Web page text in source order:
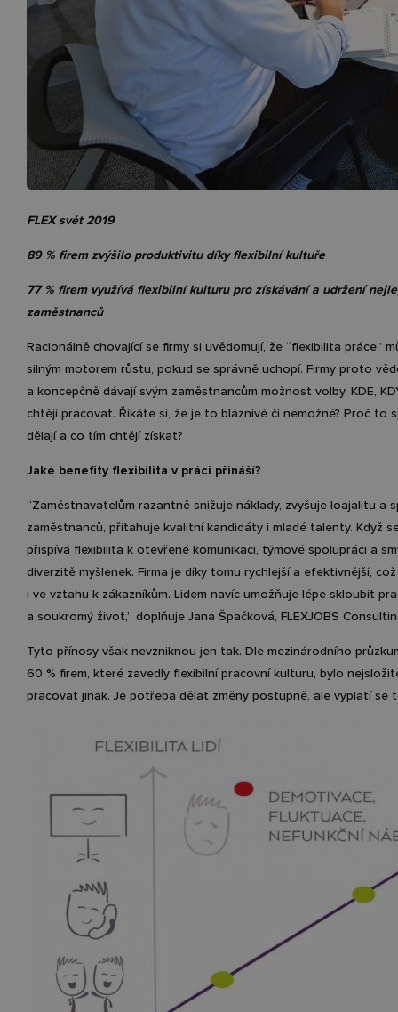
FLEX svět 2019
89 % firem zvýšilo produktivitu díky flexibilní kultuře
77 % firem využívá flexibilní kulturu pro získávání a udržení
zaměstnanců
Racionálně chovající se firmy si uvědomují, že “flexibilita práce”
silným motorem růstu, pokud se správně uchopí. Firmy proto
a koncepčně dávají svým zaměstnancům možnost volby, KDE,
chtějí pracovat. Říkáte si, že je to bláznivé či nemožné? Proč to
dělají a co tím chtějí získat?
Jaké benefity flexibilita v práci přináší?
“Zaměstnavatelům razantně snižuje náklady, zvyšuje loajalitu a
zaměstnanců, přitahuje kvalitní kandidáty i mladé talenty. Když
přispívá flexibilita k otevřené komunikaci, týmové spolupráci a
diverzitě myšlenek. Firma je díky tomu rychlejší a efektivnější,
i ve vztahu k zákazníkům. Lidem navíc umožňuje lépe skloubit
a soukromý život,” doplňuje Jana Špačková, FLEXJOBS
Tyto přínosy však nevzniknou jen tak. Dle mezinárodního
60 % firem, které zavedly flexibilní pracovní kulturu, bylo
pracovat jinak. Je potřeba dělat změny postupně, ale vyplatí se